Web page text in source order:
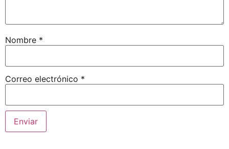
Nombre *
Correo electrónico *